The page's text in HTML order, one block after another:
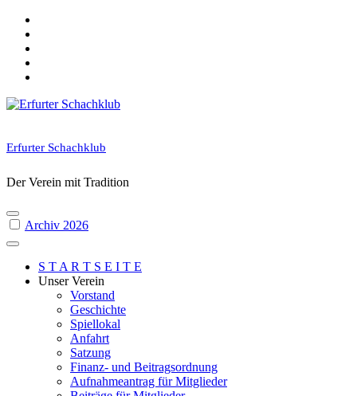
Skip
content
Erfurter Schachklub
Der Verein mit Tradition
Archiv 2026
S T A R T S E I T E
Unser Verein
Vorstand
Geschichte
Spiellokal
Anfahrt
Satzung
Finanz- und Beitragsordnung
Aufnahmeantrag für Mitglieder